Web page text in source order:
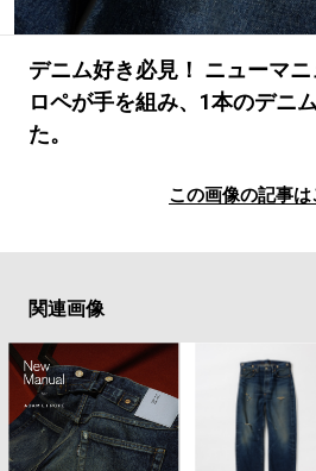
デニム好き必見！ ニューマ
ロペが手を組み、1本のデニ
た。
この画像の記事は
関連画像